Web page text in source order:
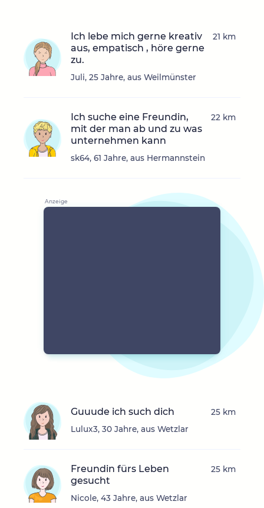
Ich lebe mich gerne kreativ
aus, empatisch , höre gerne
zu.
Juli, 25 Jahre, aus Weilmünster
21 km
Ich suche eine Freundin,
mit der man ab und zu was
unternehmen kann
sk64, 61 Jahre, aus Hermannstein
22 km
Guuude ich such dich
Lulux3, 30 Jahre, aus Wetzlar
25 km
Freundin fürs Leben
gesucht
Nicole, 43 Jahre, aus Wetzlar
25 km